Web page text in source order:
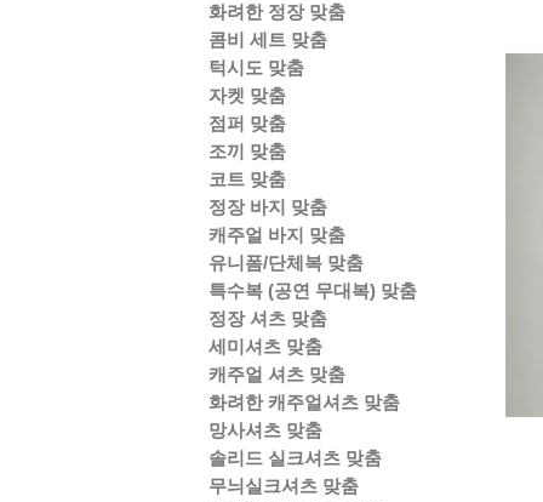
화려한 정장 맞춤
콤비 세트 맞춤
턱시도 맞춤
자켓 맞춤
점퍼 맞춤
조끼 맞춤
코트 맞춤
정장 바지 맞춤
캐주얼 바지 맞춤
유니폼/단체복 맞춤
특수복 (공연 무대복) 맞춤
정장 셔츠 맞춤
세미셔츠 맞춤
캐주얼 셔츠 맞춤
화려한 캐주얼셔츠 맞춤
망사셔츠 맞춤
솔리드 실크셔츠 맞춤
무늬실크셔츠 맞춤